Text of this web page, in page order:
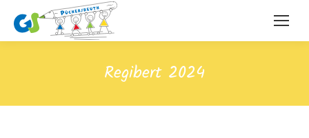
Regibert 2024